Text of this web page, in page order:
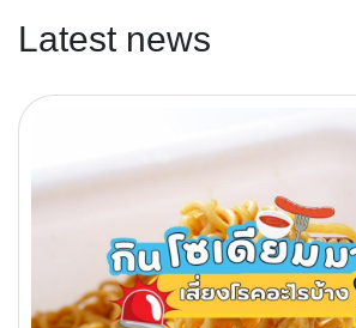
Latest news